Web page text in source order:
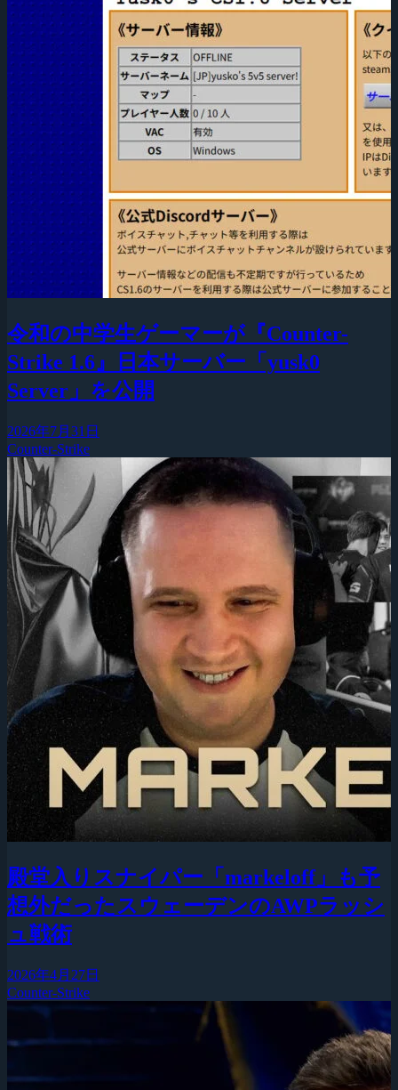
令和の中学生ゲーマーが『Counter-
Strike 1.6』日本サーバー「yusk0
Server」を公開
2026年7月31日
Counter-Strike
殿堂入りスナイパー「markeloff」も予
想外だったスウェーデンのAWPラッシ
ュ戦術
2026年4月27日
Counter-Strike